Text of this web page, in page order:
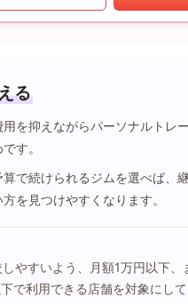
る
用を抑えながらパーソナルトレ
す。
で続けられるジムを選べば、
を見つけやすくなります。
やすいよう、月額1万円以下、
で利用できる店舗を対象にして